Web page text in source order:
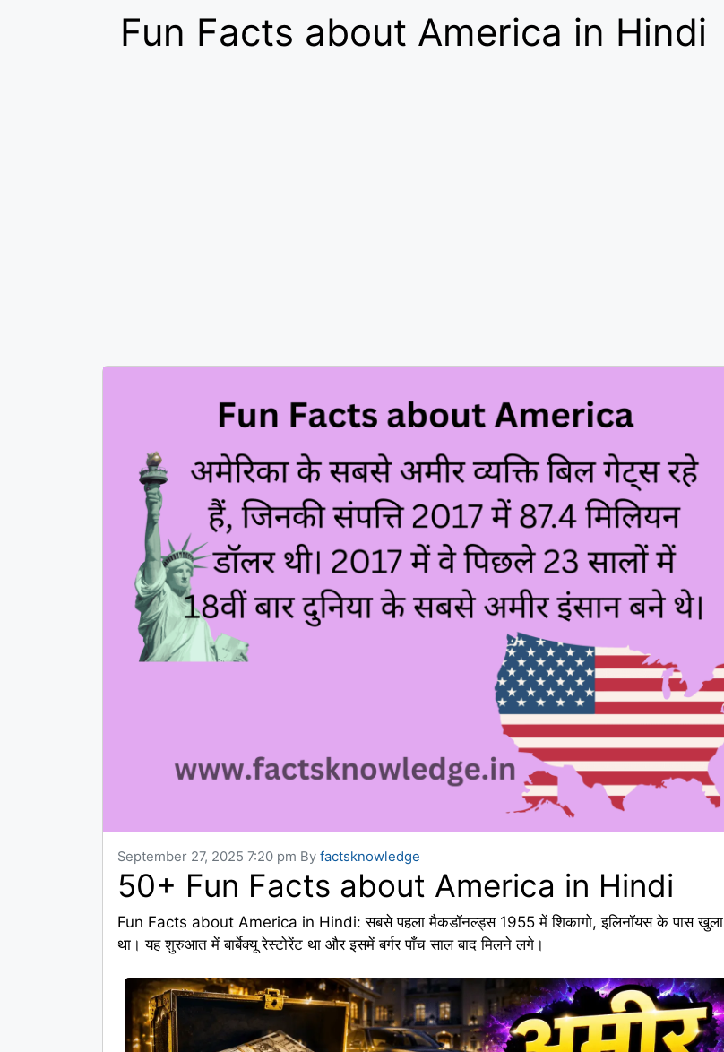
Fun Facts about America in Hindi
September 27, 2025 7:20 pm By factsknowledge
50+ Fun Facts about America in Hindi
Fun Facts about America in Hindi: सबसे पहला मैकडॉनल्ड्स 1955 में शिकागो, इलिनॉयस के पास खुला
था। यह शुरुआत में बार्बेक्यू रेस्टोरेंट था और इसमें बर्गर पाँच साल बाद मिलने लगे।